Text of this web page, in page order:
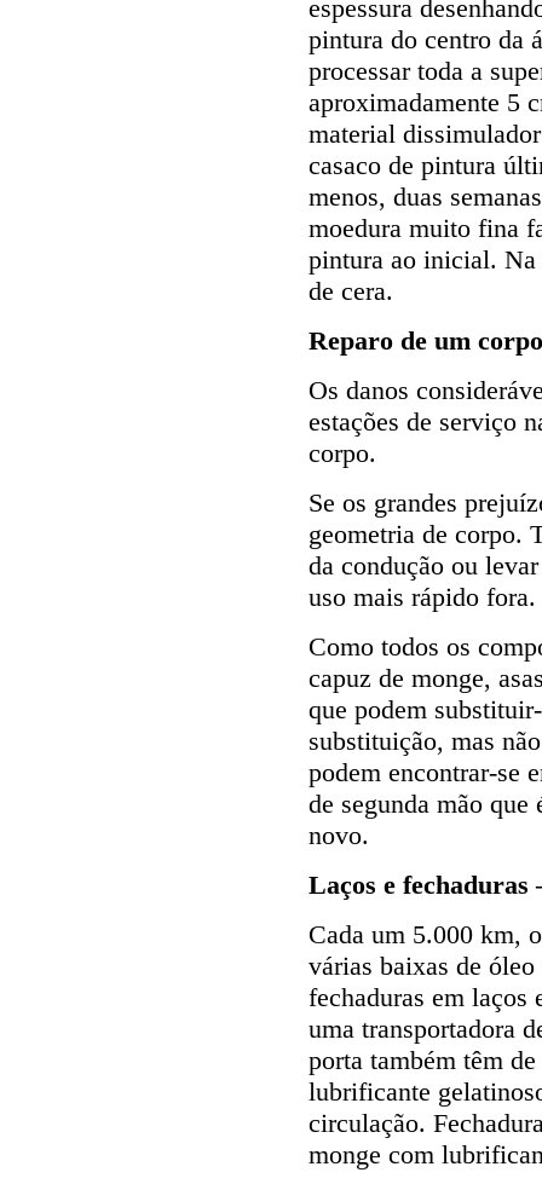
espessura
pintura do centro da
processar toda a
aproximadamente 5
material
casaco de pintura
menos, duas
moedura muito fina
pintura ao inicial. Na
de cera.
Reparo de um
Os danos
estações de serviço
corpo.
Se os grandes
geometria de corpo.
da condução ou
uso mais rápido fora.
Como todos os
capuz de monge,
que podem
substituição, mas
podem encontrar-se
de segunda mão
novo.
Laços e fechaduras
Cada um 5.000 km,
várias baixas de
fechaduras em laços
uma transportadora
porta também têm
lubrificante
circulação.
monge com